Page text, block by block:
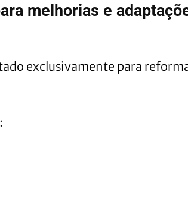
melhorias e
exclusivamente para